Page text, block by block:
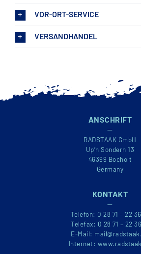
VOR-ORT-SERVICE
VERSANDHANDEL
ANSCHRIFT
—
RADSTAAK GmbH
Up’n Sondern 13
46399 Bocholt
Germany
KONTAKT
—
Telefon: 0 28 71 – 22
Telefax: 0 28 71 – 22
E-Mail:
Internet: